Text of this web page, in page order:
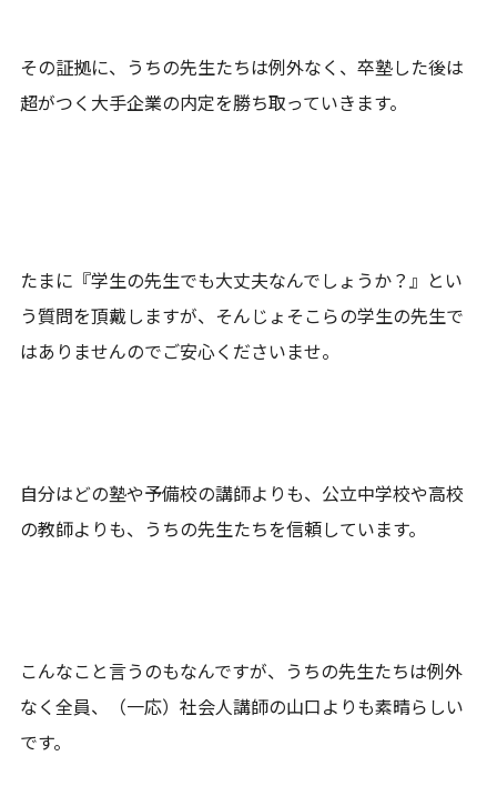
その証拠に、うちの先生たちは例外なく、卒塾した後は
超がつく大手企業の内定を勝ち取っていきます。
たまに『学生の先生でも大丈夫なんでしょうか？』とい
う質問を頂戴しますが、そんじょそこらの学生の先生で
はありませんのでご安心くださいませ。
自分はどの塾や予備校の講師よりも、公立中学校や高校
の教師よりも、うちの先生たちを信頼しています。
こんなこと言うのもなんですが、うちの先生たちは例外
なく全員、（一応）社会人講師の山口よりも素晴らしい
です。